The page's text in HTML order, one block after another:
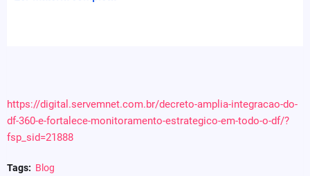
https://digital.servemnet.com.br/decreto-amplia-integracao-do-
df-360-e-fortalece-monitoramento-estrategico-em-todo-o-df/?
fsp_sid=21888
Tags: Blog